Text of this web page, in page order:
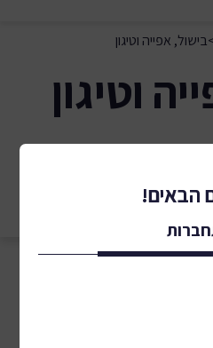
הבאים!
בישול, אפייה וטיגון
וטיגון
מיון לפי: